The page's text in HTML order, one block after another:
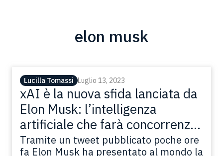
elon musk
Lucilla Tomassi Luglio 13, 2023
xAI è la nuova sfida lanciata da
Elon Musk: l’intelligenza
artificiale che farà concorrenza
a OpenAI e Google
Tramite un tweet pubblicato poche ore
fa Elon Musk ha presentato al mondo la